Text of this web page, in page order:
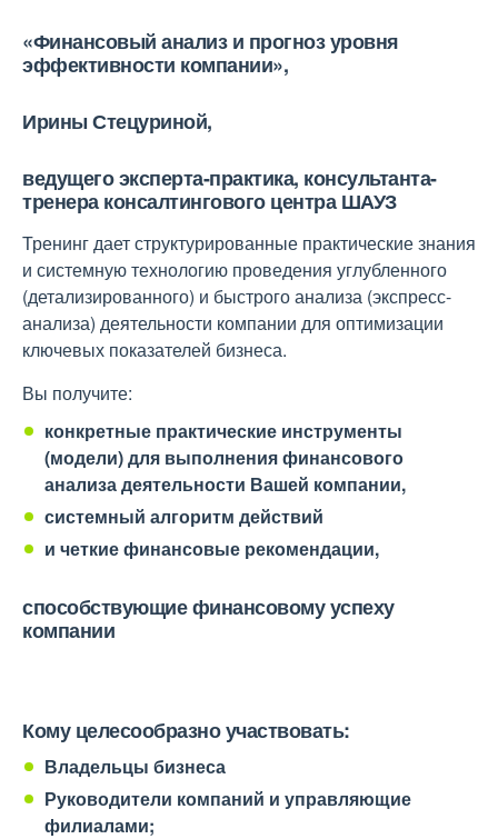
«Финансовый анализ и прогноз уровня
эффективности компании»,
Ирины Стецуриной,
ведущего эксперта-практика, консультанта-
тренера консалтингового центра ШАУЗ
Тренинг дает структурированные практические знания
и системную технологию проведения углубленного
(детализированного) и быстрого анализа (экспресс-
анализа) деятельности компании для оптимизации
ключевых показателей бизнеса.
Вы получите:
конкретные практические инструменты
(модели) для выполнения финансового
анализа деятельности Вашей компании,
системный алгоритм действий
и четкие финансовые рекомендации,
способствующие финансовому успеху
компании
Кому целесообразно участвовать:
Владельцы бизнеса
Руководители компаний и управляющие
филиалами;